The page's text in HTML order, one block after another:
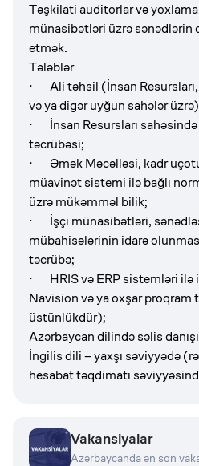
Təşkilati auditorlar və
münasibətləri üzrə
etmək.
Tələblər
· Ali təhsil (İnsan
və ya digər uyğun sahələr
· İnsan Resursları sahəsində
təcrübəsi;
· Əmək Məcəlləsi, kadr
müavinət sistemi ilə bağlı
üzrə mükəmməl bilik;
· İşçi münasibətləri,
mübahisələrinin idarə
təcrübə;
· HRIS və ERP sistemləri ilə
Navision və ya oxşar proqram
üstünlükdür);
Azərbaycan dilində səlis
İngilis dili – yaxşı səviyyədə
hesabat təqdimatı
Vakansiyalar
Azərbaycanda ən son